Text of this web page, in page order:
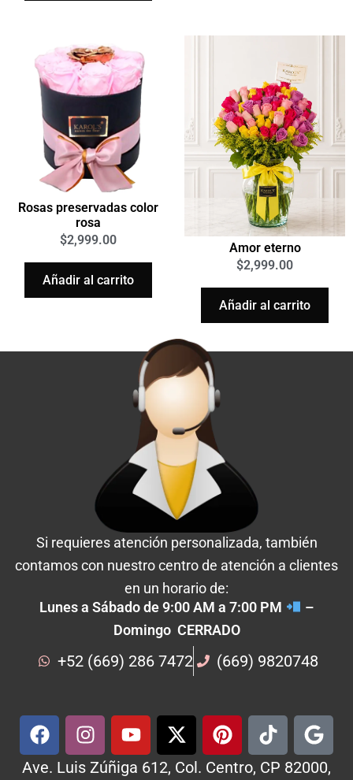
Rosas preservadas color
rosa
$2,999.00
Añadir al carrito
Amor eterno
$2,999.00
Añadir al carrito
Si requieres atención personalizada, también
contamos con nuestro centro de atención a clientes
en un horario de:
Lunes a Sábado de 9:00 AM a 7:00 PM
–
Domingo CERRADO
+52 (669) 286 7472 (669) 9820748
Ave. Luis Zúñiga 612, Col. Centro, CP 82000,